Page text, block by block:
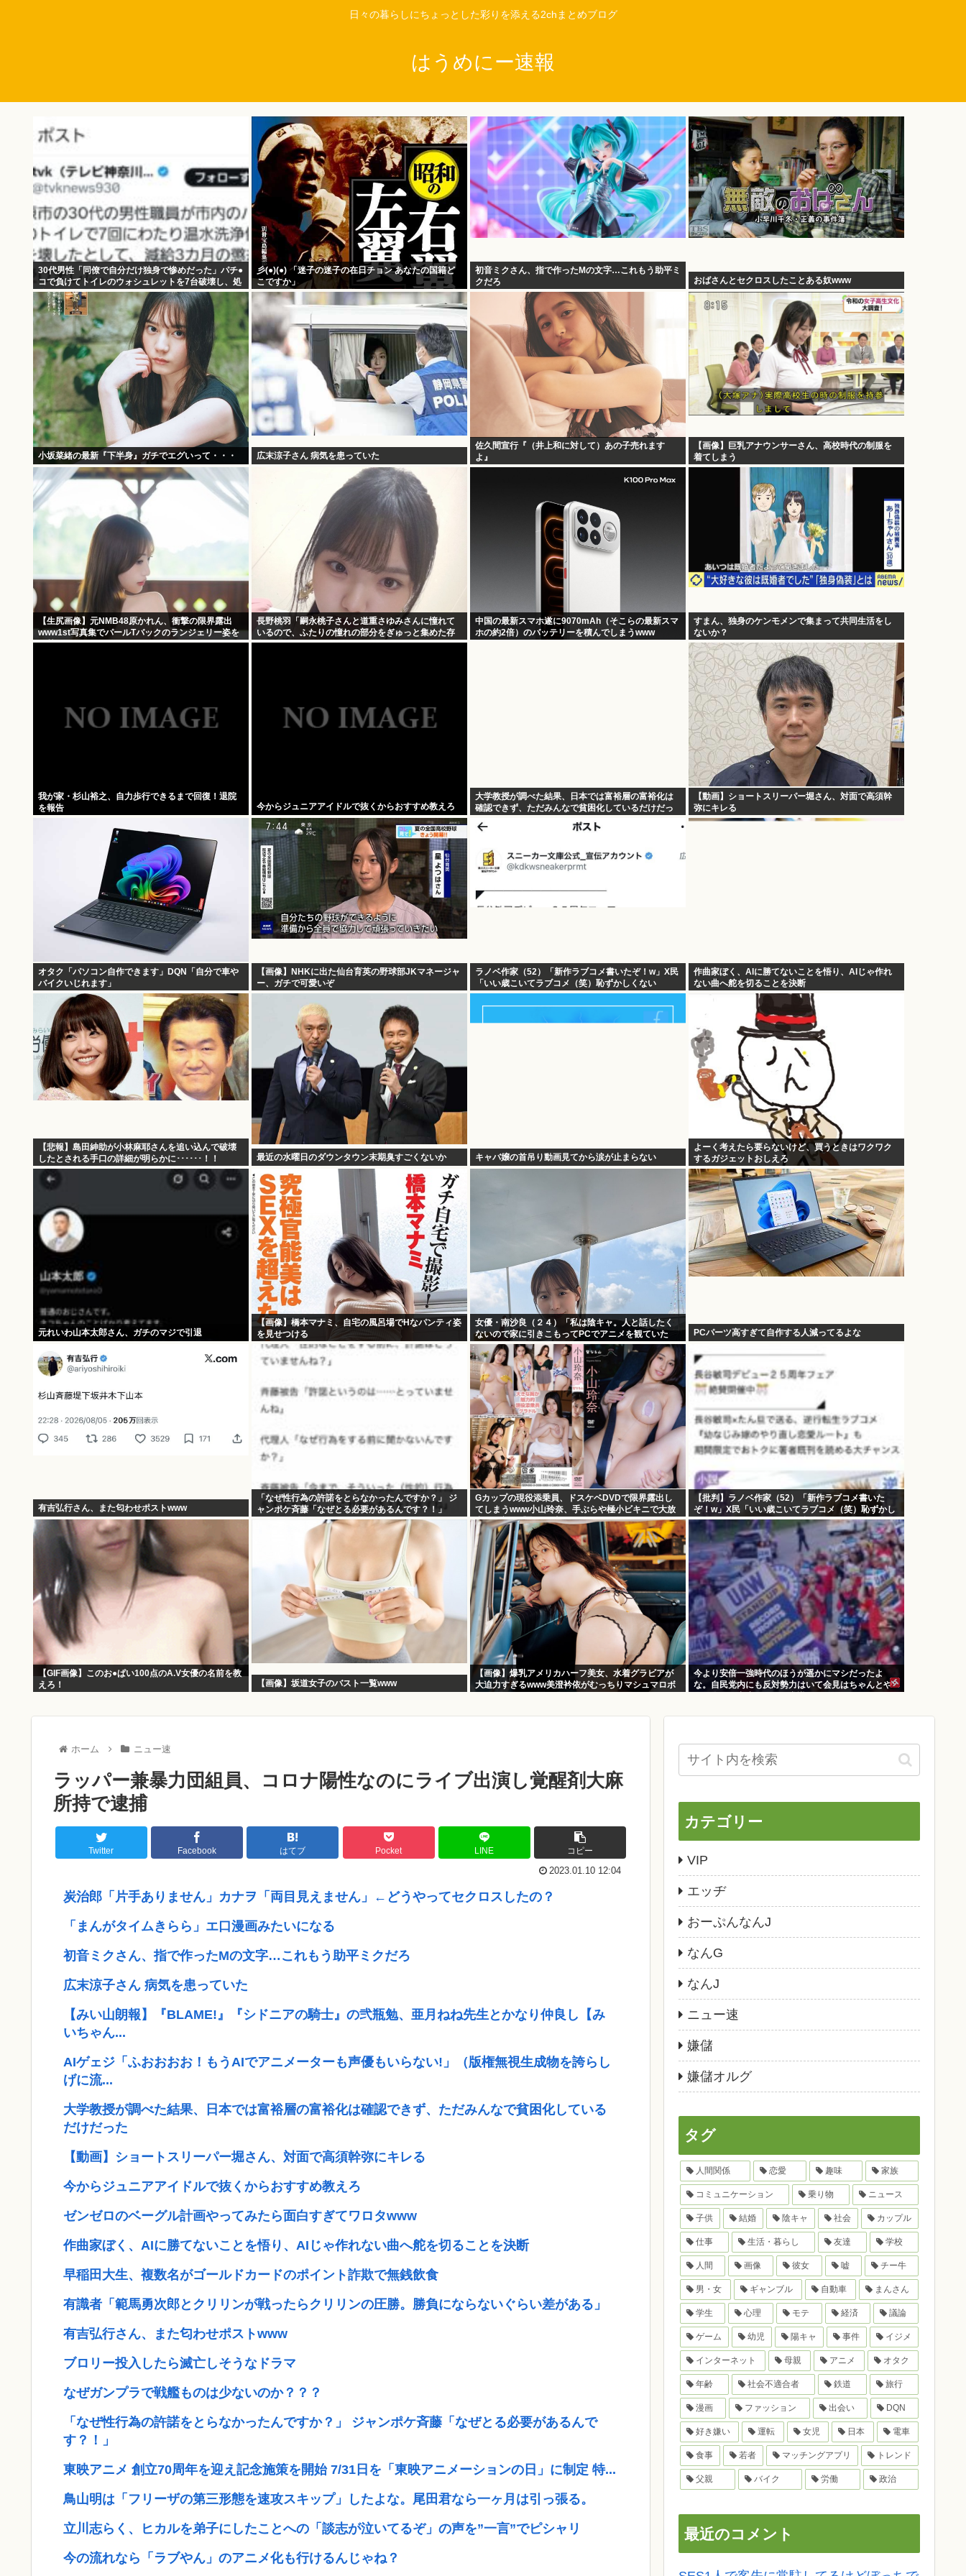
日々の暮らしにちょっとした彩りを添える2chまとめブログ
はうめにー速報
30代男性「同僚で自分だけ独身で惨めだった」パチ●
コで負けてトイレのウォシュレットを7台破壊し、処
分
彡(●)(●) 「迷子の迷子の在日チョン あなたの国籍ど
こですか」
初音ミクさん、指で作ったMの文字…これもう助平ミ
クだろ
おばさんとセクロスしたことある奴www
小坂菜緒の最新『下半身』ガチでエグいって・・・ 広末涼子さん 病気を患っていた
佐久間宣行『（井上和に対して）あの子売れます
よ』
【画像】巨乳アナウンサーさん、高校時代の制服を
着てしまう
【生尻画像】元NMB48原かれん、衝撃の限界露出
www1st写真集でパールTバックのランジェリー姿を
解禁！！！
長野桃羽「嗣永桃子さんと道重さゆみさんに憧れて
いるので、ふたりの憧れの部分をぎゅっと集めた存
在になりたいです！」
中国の最新スマホ遂に9070mAh（そこらの最新スマ
ホの約2倍）のバッテリーを積んでしまうwww
すまん、独身のケンモメンで集まって共同生活をし
ないか？
我が家・杉山裕之、自力歩行できるまで回復！退院
を報告
今からジュニアアイドルで抜くからおすすめ教えろ
大学教授が調べた結果、日本では富裕層の富裕化は
確認できず、ただみんなで貧困化しているだけだっ
【動画】ショートスリーパー堀さん、対面で高須幹
弥にキレる
オタク「パソコン自作できます」DQN「自分で車や
バイクいじれます」
【画像】NHKに出た仙台育英の野球部JKマネージャ
ー、ガチで可愛いぞ
ラノベ作家（52）「新作ラブコメ書いたぞ！w」X民
「いい歳こいてラブコメ（笑）恥ずかしくない
の？」
作曲家ぼく、AIに勝てないことを悟り、AIじゃ作れ
ない曲へ舵を切ることを決断
【悲報】島田紳助が小林麻耶さんを追い込んで破壊
したとされる手口の詳細が明らかに･･････！！
最近の水曜日のダウンタウン末期臭すごくないか キャバ嬢の首吊り動画見てから涙が止まらない
よーく考えたら要らないけど、買うときはワクワク
するガジェットおしえろ
元れいわ山本太郎さん、ガチのマジで引退
【画像】橋本マナミ、自宅の風呂場でHなパンティ姿
を見せつける
女優・南沙良（２４）「私は陰キャ。人と話したく
ないので家に引きこもってPCでアニメを観ていた
い」
PCパーツ高すぎて自作する人減ってるよな
有吉弘行さん、また匂わせポストwww
「なぜ性行為の許諾をとらなかったんですか？」 ジ
ャンポケ斉藤「なぜとる必要があるんです？！」
Gカップの現役添乗員、ドスケベDVDで限界露出し
てしまうwww小山玲奈、手ぶらや極小ビキニで大放
出！！新作「聖なる山」の動画＆画像まとめ！
【批判】ラノベ作家（52）「新作ラブコメ書いた
ぞ！w」X民「いい歳こいてラブコメ（笑）恥ずかし
くないの？」←やめたれwと話題に
【GIF画像】このお●ぱい100点のA.V女優の名前を教
えろ！
【画像】坂道女子のバスト一覧www
【画像】爆乳アメリカハーフ美女、水着グラビアが
大迫力すぎるwww美澄衿依がむっちりマシュマロボ
今より安倍一強時代のほうが遥かにマシだったよ
な。自民党内にも反対勢力はいて会見はちゃんとや
ホーム ニュー速
ラッパー兼暴力団組員、コロナ陽性なのにライブ出演し覚醒剤大麻
所持で逮捕
Twitter Facebook はてブ Pocket LINE コピー
2023.01.10 12:04
炭治郎「片手ありません」カナヲ「両目見えません」←どうやってセクロスしたの？
「まんがタイムきらら」エ口漫画みたいになる
初音ミクさん、指で作ったMの文字…これもう助平ミクだろ
広末涼子さん 病気を患っていた
【みい山朗報】『BLAME!』『シドニアの騎士』の弐瓶勉、亜月ねね先生とかなり仲良し【み
いちゃん...
AIゲェジ「ふおおおお！もうAIでアニメーターも声優もいらない!」（版権無視生成物を誇らし
げに流...
大学教授が調べた結果、日本では富裕層の富裕化は確認できず、ただみんなで貧困化している
だけだった
【動画】ショートスリーパー堀さん、対面で高須幹弥にキレる
今からジュニアアイドルで抜くからおすすめ教えろ
ゼンゼロのベーグル計画やってみたら面白すぎてワロタwww
作曲家ぼく、AIに勝てないことを悟り、AIじゃ作れない曲へ舵を切ることを決断
早稲田大生、複数名がゴールドカードのポイント詐欺で無銭飲食
有識者「範馬勇次郎とクリリンが戦ったらクリリンの圧勝。勝負にならないぐらい差がある」
有吉弘行さん、また匂わせポストwww
ブロリー投入したら滅亡しそうなドラマ
なぜガンプラで戦艦ものは少ないのか？？？
「なぜ性行為の許諾をとらなかったんですか？」 ジャンポケ斉藤「なぜとる必要があるんで
す？！」
東映アニメ 創立70周年を迎え記念施策を開始 7/31日を「東映アニメーションの日」に制定 特...
鳥山明は「フリーザの第三形態を速攻スキップ」したよな。尾田君なら一ヶ月は引っ張る。
立川志らく、ヒカルを弟子にしたことへの「談志が泣いてるぞ」の声を”一言”でピシャリ
今の流れなら「ラブやん」のアニメ化も行けるんじゃね？
カテゴリー
VIP
エッヂ
おーぷんなんJ
なんG
なんJ
ニュー速
嫌儲
嫌儲オルグ
タグ
人間関係 恋愛 趣味 家族
コミュニケーション 乗り物 ニュース
子供 結婚 陰キャ 社会 カップル
仕事 生活・暮らし 友達 学校
人間 画像 彼女 嘘 チー牛
男・女 ギャンブル 自動車 まんさん
学生 心理 モテ 経済 議論
ゲーム 幼児 陽キャ 事件 イジメ
インターネット 母親 アニメ オタク
年齢 社会不適合者 鉄道 旅行
漫画 ファッション 出会い DQN
好き嫌い 運転 女児 日本 電車
食事 若者 マッチングアプリ トレンド
父親 バイク 労働 政治
最近のコメント